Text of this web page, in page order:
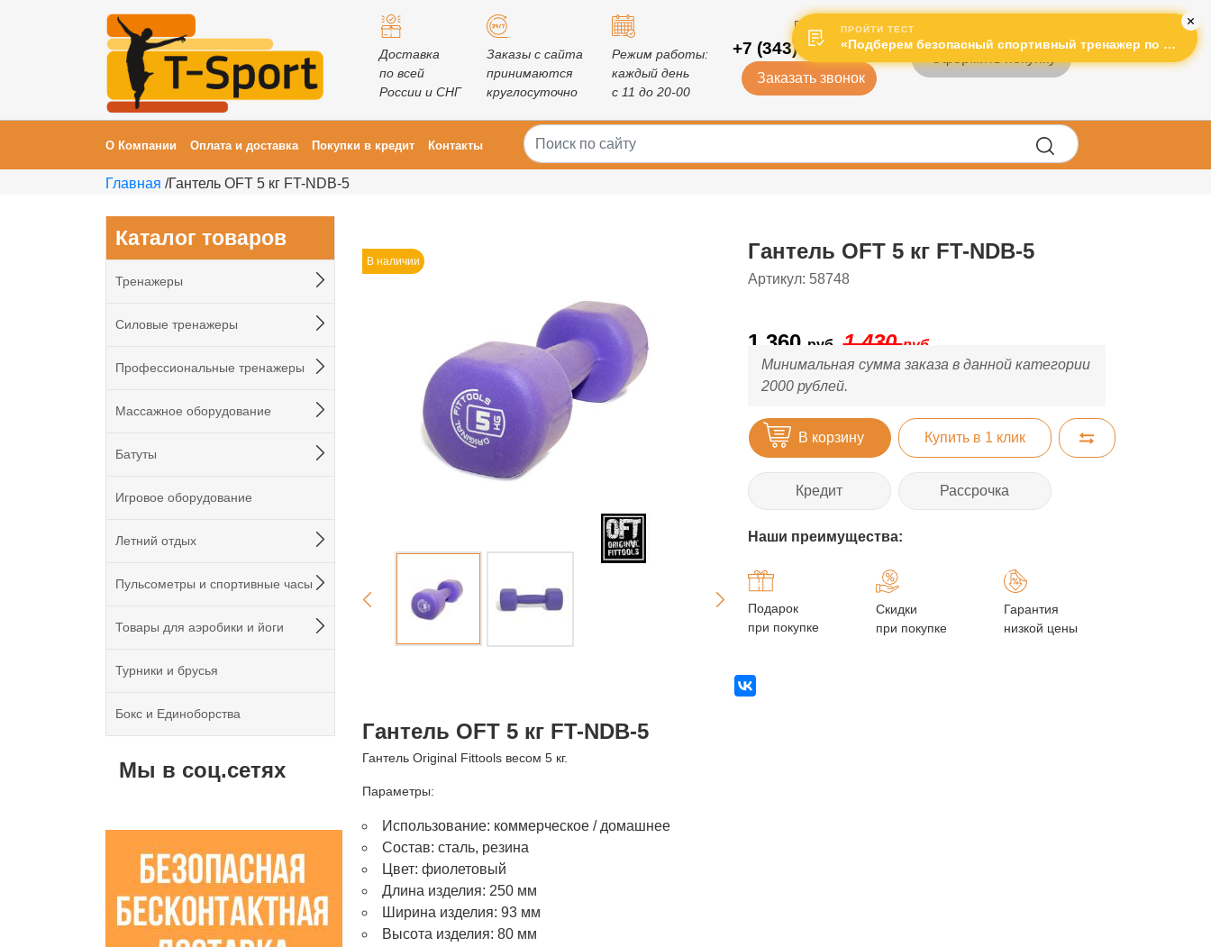
Доставка
по всей
России и СНГ
Заказы с сайта
принимаются
круглосуточно
Режим работы:
каждый день
с 11 до 20-00
Горячая линия:
+7 (343) 289-01-43
Заказать звонок
О Компании Оплата и доставка Покупки в кредит Контакты
Главная /Гантель OFT 5 кг FT-NDB-5
Каталог товаров
Тренажеры
Силовые тренажеры
Профессиональные тренажеры
Массажное оборудование
Батуты
Игровое оборудование
Летний отдых
Пульсометры и спортивные часы
Товары для аэробики и йоги
Турники и брусья
Бокс и Единоборства
Мы в соц.сетях
В наличии Гантель OFT 5 кг FT-NDB-5
Артикул: 58748
1 360 руб. 1 430руб.
Минимальная сумма заказа в данной категории
2000 рублей.
В корзину Купить в 1 клик
Кредит Рассрочка
Наши преимущества:
Подарок
при покупке
Скидки
при покупке
Гарантия
низкой цены
Гантель OFT 5 кг FT-NDB-5
Гантель Original Fittools весом 5 кг.
Параметры:
Использование: коммерческое / домашнее
Состав: сталь, резина
Цвет: фиолетовый
Длина изделия: 250 мм
Ширина изделия: 93 мм
Высота изделия: 80 мм
ПРОЙТИ ТЕСТ
«Подберем безопасный спортивный тренажер по лучшей цене!»